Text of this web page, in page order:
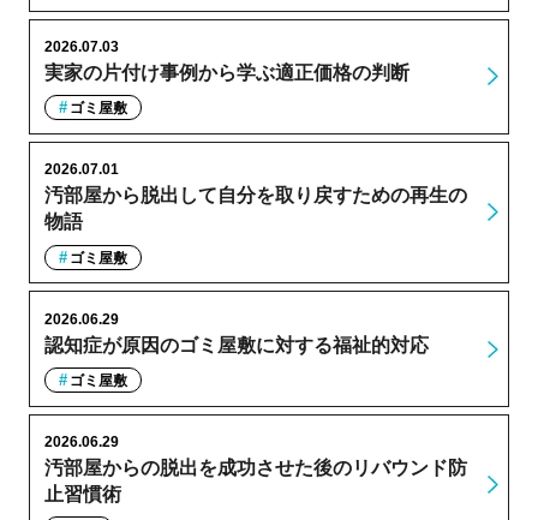
実家の片付け事例から学ぶ適正価格の判断
2026.07.03
ゴミ屋敷
汚部屋から脱出して自分を取り戻すための再生の
物語
2026.07.01
ゴミ屋敷
認知症が原因のゴミ屋敷に対する福祉的対応
2026.06.29
ゴミ屋敷
汚部屋からの脱出を成功させた後のリバウンド防
止習慣術
2026.06.29